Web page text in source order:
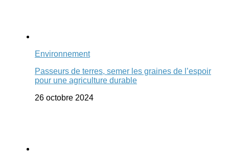
Environnement
Passeurs de terres, semer les graines de l’espoir
pour une agriculture durable
26 octobre 2024